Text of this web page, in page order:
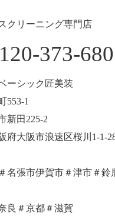
クリーニング専門店
373-680
ーシック匠美装
553-1
新田225-2
府大阪市浪速区桜川1-1-
名張市伊賀市＃津市＃鈴
良＃京都＃滋賀